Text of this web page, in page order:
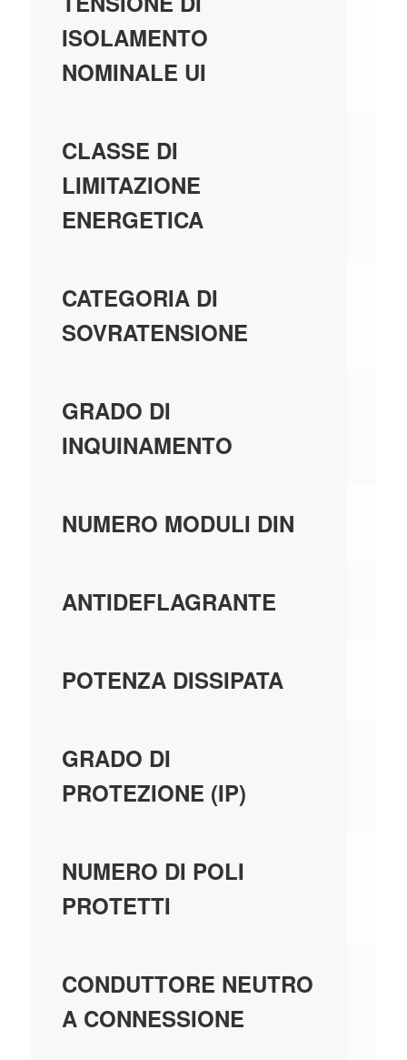
ISOLAMENTO
NOMINALE UI
CLASSE DI
LIMITAZIONE
ENERGETICA
CATEGORIA DI
SOVRATENSIONE
GRADO DI
INQUINAMENTO
NUMERO MODULI DIN
ANTIDEFLAGRANTE
POTENZA DISSIPATA
GRADO DI
PROTEZIONE (IP)
NUMERO DI POLI
PROTETTI
CONDUTTORE NEUTRO
A CONNESSIONE